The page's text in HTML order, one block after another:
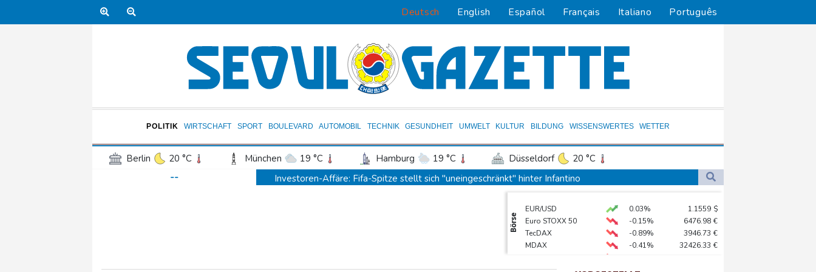
Deutsch English Español Français Italiano Português
POLITIK WIRTSCHAFT SPORT BOULEVARD AUTOMOBIL TECHNIK GESUNDHEIT UMWELT KULTUR BILDUNG WISSENSWERTES WETTER
Berlin 20 °C München 19 °C Hamburg 19 °C Düsseldorf
20 °C
Frankfurt am Main
Potsdam 20 °C Leipzig 21 °C Dortmund
Bremen
Wien
--
Investoren-Affäre: Fifa-Spitze stellt sich "uneingeschränkt" hinter Infantino
Wissenschaftler bestätigen: Schrottteil von SpaceX-Rakete auf Mond eingeschlagen
Nilpferd-Baby von Herde von Drogenboss Escobar erst gerettet und dann doch gestorben
Niedrigwasser: Ex-Umweltministerin Lemke fordert grundsätzliche Gegenmaßnahmen
Börse
EUR/USD 0.03% 1.1559 $
Euro STOXX 50
-0.15% 6476.98 €
TecDAX
-0.89% 3946.73 €
MDAX
-0.41% 32426.33 €
Goldpreis
0.88%